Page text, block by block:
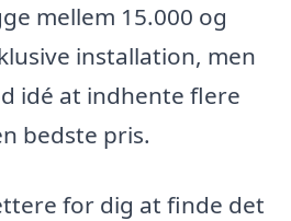
mellem 15.000 og
installation, men
idé at indhente flere
bedste pris.
for dig at finde det